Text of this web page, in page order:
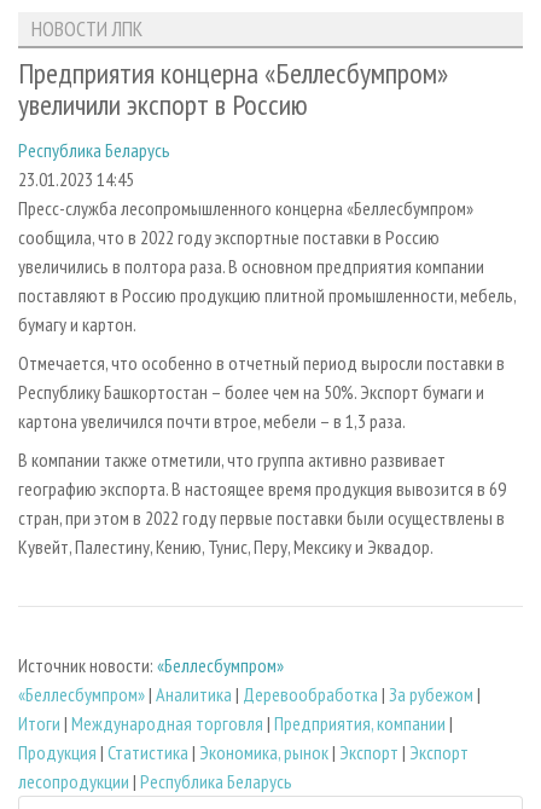
ЛЕСОЗАГОТОВКА
ЛЕСОПИЛЕНИЕ
СУШКА ДРЕВЕСИНЫ
ПРОИЗВОДСТВО ДРЕВЕСНЫХ ПЛИТ
ДЕРЕВЯННОЕ ДОМОСТРОЕНИЕ
ПРОИЗВОДСТВО МЕБЕЛИ
БИОЭНЕРГЕТИКА
ЦБП
ИНСТРУМЕНТ И МАТЕРИАЛЫ
НОВОСТИ ЛПК
НОВОСТИ ЖУРНАЛА
ПРОЕКТЫ ЛПИ
АНАЛИТИКА
ПРЕДПРИЯТИЯ ЛПК
ПЕРСОНЫ
МОБИЛЬНЫЕ ВЫСТАВКИ
ОФИЦИАЛЬНЫЕ ДЕЛЕГАЦИИ
ПРИОРИТЕТНЫЕ ИНВЕСТПРОЕКТЫ
RUSSIAN FORESTRY REVIEW
ГАЗЕТА ЛЕСПРОМФОРУМ
БИБЛИОТЕКА СПЕЦИАЛИСТА
АРХИВ ЖУРНАЛОВ
СТАТЬИ
О ЖУРНАЛЕ
ПОДПИСКА
КОНТАКТЫ
РЕКЛАМОДАТЕЛЯМ
РЕКЛАМА
РЕКЛАМА НА САЙТЕ
НОВОСТИ ЛПК
Предприятия концерна «Беллесбумпром»
увеличили экспорт в Россию
Республика Беларусь
23.01.2023 14:45
Пресс-служба лесопромышленного концерна «Беллесбумпром»
сообщила, что в 2022 году экспортные поставки в Россию
увеличились в полтора раза. В основном предприятия компании
поставляют в Россию продукцию плитной промышленности, мебель,
бумагу и картон.
Отмечается, что особенно в отчетный период выросли поставки в
Республику Башкортостан – более чем на 50%. Экспорт бумаги и
картона увеличился почти втрое, мебели – в 1,3 раза.
В компании также отметили, что группа активно развивает
географию экспорта. В настоящее время продукция вывозится в 69
стран, при этом в 2022 году первые поставки были осуществлены в
Кувейт, Палестину, Кению, Тунис, Перу, Мексику и Эквадор.
Источник новости: «Беллесбумпром»
«Беллесбумпром»| Аналитика | Деревообработка | За рубежом |
Итоги | Международная торговля | Предприятия, компании |
Продукция | Статистика | Экономика, рынок| Экспорт | Экспорт
лесопродукции | Республика Беларусь